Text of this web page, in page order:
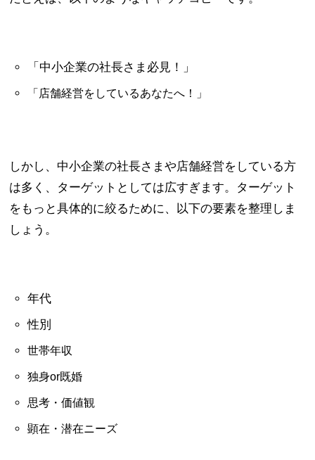
「中小企業の社長さま必見！」
「店舗経営をしているあなたへ！」
しかし、中小企業の社長さまや店舗経営をしている方
は多く、ターゲットとしては広すぎます。ターゲット
をもっと具体的に絞るために、以下の要素を整理しま
しょう。
年代
性別
世帯年収
独身or既婚
思考・価値観
顕在・潜在ニーズ